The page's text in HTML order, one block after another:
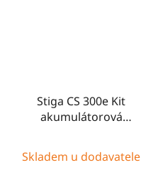
Stiga CS 300e Kit
akumulátorová
Ah baterií)
Skladem u dodavatele